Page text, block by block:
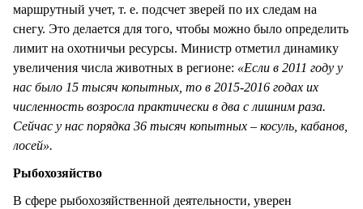
маршрутный учет, т. е. подсчет зверей по их следам на
снегу. Это делается для того, чтобы можно было определить
лимит на охотничьи ресурсы. Министр отметил динамику
увеличения числа животных в регионе: «Если в 2011 году у
нас было 15 тысяч копытных, то в 2015-2016 годах их
численность возросла практически в два с лишним раза.
Сейчас у нас порядка 36 тысяч копытных – косуль, кабанов,
лосей».
Рыбохозяйство
В сфере рыбохозяйственной деятельности, уверен